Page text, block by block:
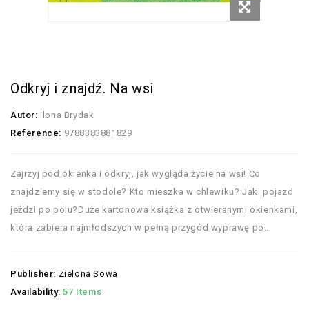
Odkryj i znajdź. Na wsi
Autor: Ilona Brydak
Reference: 9788383881829
Zajrzyj pod okienka i odkryj, jak wygląda życie na wsi! Co
znajdziemy się w stodole? Kto mieszka w chlewiku? Jaki pojazd
jeździ po polu?Duże kartonowa książka z otwieranymi okienkami,
która zabiera najmłodszych w pełną przygód wyprawę po...
Publisher: Zielona Sowa
Availability: 57 Items